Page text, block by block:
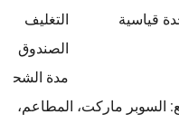
قياسية
التغليف
الصندوق
مدة الشحن
السوبر ماركت، المطاعم،